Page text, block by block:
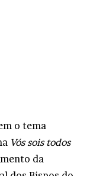
o tema
Vós sois todos
da